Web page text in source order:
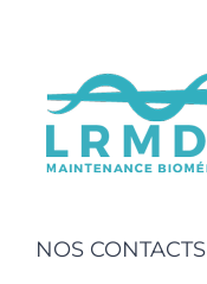
NOS CONTACTS